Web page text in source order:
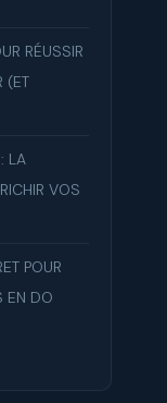
RÉUSSIR
(ET
LA
VOS
POUR
EN DO